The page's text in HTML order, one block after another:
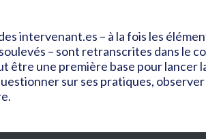
intervenant.es – à la fois les
– sont retranscrites dans le
être une première base pour lancer
sur ses pratiques,